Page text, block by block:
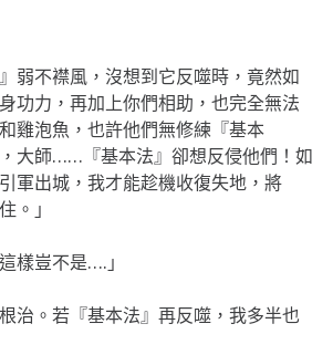
弱不襟風，沒想到它反噬時，竟然如
功力，再加上你們相助，也完全無法
雞泡魚，也許他們無修練『基本
大師……『基本法』卻想反侵他們！如
軍出城，我才能趁機收復失地，將
。」
樣豈不是….」
治。若『基本法』再反噬，我多半也